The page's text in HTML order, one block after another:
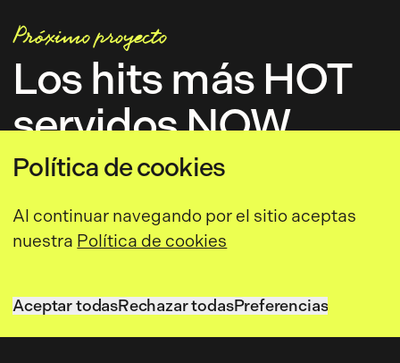
Política de cookies
Al continuar navegando por el sitio aceptas
nuestra Política de cookies
Aceptar todasRechazar todasPreferencias
Próximo proyecto
Los hits más HOT
servidos NOW